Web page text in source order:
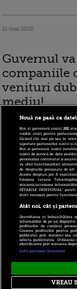
11 mai 2010
Guvernul
companiile
venituri
mediu!
3 martie 2010
Electrica
milioane
servicii de
1 - 27 (din 27)
Copyright ©
Nouă ne pasă ca
Noi și partenerii noștri201
cookie unici pentru
făcând clic mai jos sau în
raportate partenerilor noștri și
Noi si partenerii nostri
nostri de servicii de date
personaliza continutul si
va oferi functionalitati aferente
de drepturile prevazute de art.
Aceste drepturi pot fi
folosirea tuturor
stocarea/accesarea
SETARILE INDIVIDUAL”
strict necesare pentru
Atât noi, cât și
Dezvoltarea și îmbunătățirea
informațiilor de pe un
profilurilor de conținut
Crearea profilurilor pentru
publicului prin statistici sau
selecta publicitatea. Utilizarea
identificarea prin scanarea
Listă parteneri (furnizori)
VREAU